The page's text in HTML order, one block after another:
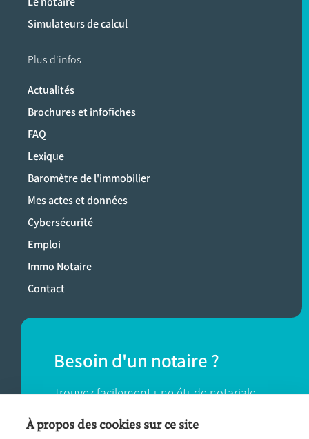
Simulateurs de calcul
Plus d'infos
Actualités
Brochures et infofiches
FAQ
Lexique
Baromètre de l'immobilier
Mes actes et données
Cybersécurité
Emploi
Immo Notaire
Contact
Besoin d'un notaire ?
Trouvez facilement une étude notariale
près de chez vous.
À propos des cookies sur ce site